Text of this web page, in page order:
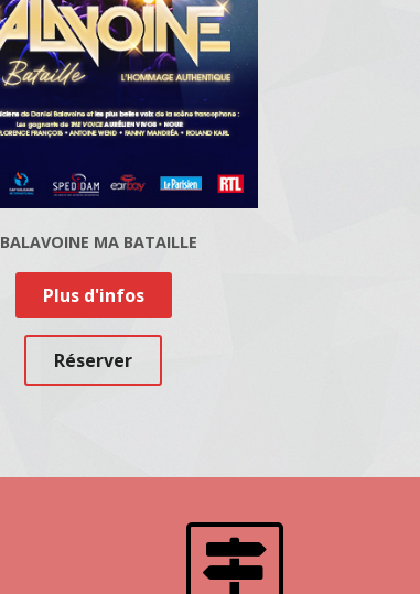
BALAVOINE MA BATAILLE
Plus d'infos
Réserver